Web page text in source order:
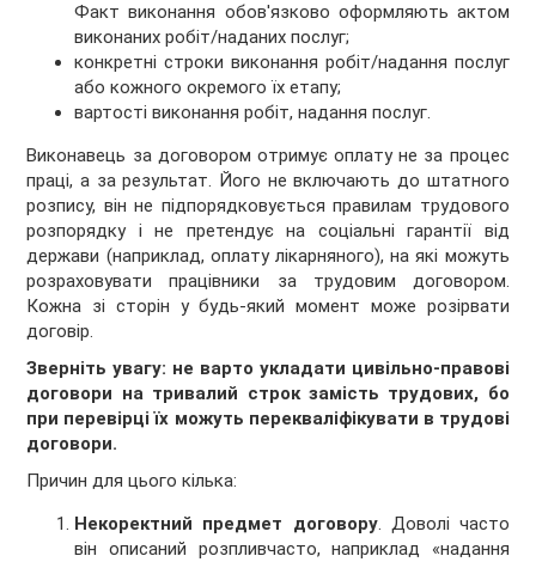
Факт виконання обов'язково оформляють актом
виконаних робіт/наданих послуг;
конкретні строки виконання робіт/надання послуг
або кожного окремого їх етапу;
вартості виконання робіт, надання послуг.
Виконавець за договором отримує оплату не за процес
праці, а за результат. Його не включають до штатного
розпису, він не підпорядковується правилам трудового
розпорядку і не претендує на соціальні гарантії від
держави (наприклад, оплату лікарняного), на які можуть
розраховувати працівники за трудовим договором.
Кожна зі сторін у будь-який момент може розірвати
договір.
Зверніть увагу: не варто укладати цивільно-правові
договори на тривалий строк замість трудових, бо
при перевірці їх можуть перекваліфікувати в трудові
договори.
Причин для цього кілька:
Некоректний предмет договору. Доволі часто
він описаний розпливчасто, наприклад «надання